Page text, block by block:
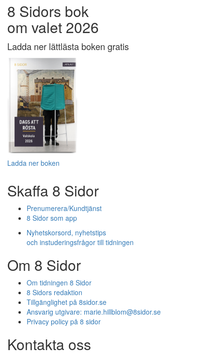
8 Sidors bok
om valet 2026
Ladda ner lättlästa boken gratis
Ladda ner boken
Skaffa 8 Sidor
Prenumerera/Kundtjänst
8 Sidor som app
Nyhetskorsord, nyhetstips
och instuderingsfrågor till tidningen
Om 8 Sidor
Om tidningen 8 Sidor
8 Sidors redaktion
Tillgänglighet på 8sidor.se
Ansvarig utgivare: marie.hillblom@8sidor.se
Privacy policy på 8 sidor
Kontakta oss